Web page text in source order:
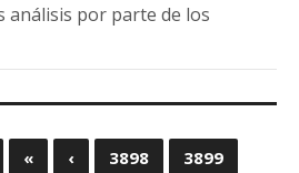
análisis por parte de los
« ‹ 3898
3899